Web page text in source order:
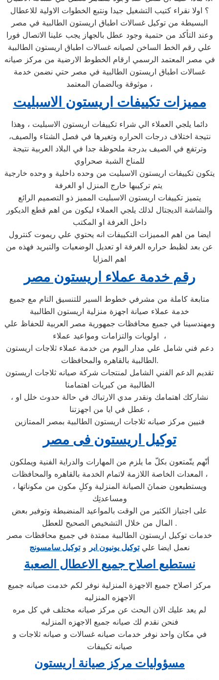
؟ اولا نقراء كتيب التشغيل جيدا ونتبع الخطوات الاولية للاعطال
البسيطة من توكيل غسالات اطباق اريستون الطالبية في مصر
وعند التأكد من حتمية وجود عطل بالجهاز يجب علينا الاتصال فورا
علي رقم الخط الساخن لصيانه غسالات اطباق اريستون الطالبية
في مصر المعتمد الرسمي ارقام الخطوط الارضية من مركز صيانه
غسالات اطباق اريستون الطالبية في مصر حتي نضمن خدمة
موثوقة وبالضمان المعتمد ،
مميزات تكييفات اريستون الاسبليت
دائما يلجي العملاء الي شراء تكييفات اريستون الاسبليت ، وهذا
نتيجة اختلاف درجات الحراره وتغيرها في فصل الشتاء والصيف،
وترتفع في الصيف بدرجة ملحوظة جدا في البلاد العربية نتيجة
للمناخ الشبة صحراوي
يتكون تكييفات اريستون الاسبليت من وحده داخلية و وحده خارجية
يتميز تكييفات اريستون الاسبليت المميز ذو التصميم الرائع
والشاشة الديجتال لذلك يلجي العملاء ليكون من اهم قطع الديكور
داخل الغرفة او المكتب
ايضا من اهم المميزات التكييفات انه يحتوي علي ريموت كنترول
عن بعد لظبط حراره الغرفة او تعديل الوضعيات والتبريد فهذه من
اهم المزايا
رقم خدمة عملاء اريستون مصر
متابعة كاملة من مشرفي خطوط السير للتنسيق التام مع جميع
خدمة عملاء صيانة اجهزة منزلية اريستون الطالبية
ومهندسينا في جميع محافظات جمهورية مصر العربية للحفاظ علي
اولويات والتزامات ومواعيد عملاء ،
دعم فني شامل علي مدار اليوم من خدمة عملاء ثلاجات اريستون
الطالبية بالقاهره والمحافظات.
تقديم الدعم الفني الشامل لمنتجات شركة صيانه ثلاجات اريستون
الطالبية من كبريات اهتمامنا
، نشاركك اهتمامك ونقدر مدي الارتباك في حالة حدوث خلل او
عطل في ايا من اجهزتنا ،
فنيين مركز صيانه ثلاجات اريستون الطالبية بمصر الممتازين
توكيل اريستون فى مصر
أنّهم يتّمتعون بكلّ ما يلزم من المهارات والدراية الفنية ويملكون
المعدات الخاصة اللازمة لاتمام الخدمة بالقاهره والمحافظات ،
ويستطيعون ضمانَ الصيانة المنزلية وكلِ مكون من مكوناتها ،
ومساعدتِك
على اجتياز الكثير من الوقت بالمواعيد المنضبطة وتوفير بعض
المال من خلال التشخيص الصحيح للعطل .
خدمات توكيل اريستون الطالبية ممتدة في جميع محافظات مصر
نعمل ايضا عليتوكيل يونيون اير وتوكيل سامسونج
نستطيع اصلاح جميع الاعطال الصعبة
مركز اصلاح جميع الاجهزة المنزلية نوفر لكم خدمت صيانه جميع
الاجهزه المنزليه
لم يعد عليك الان البحث عن مركز صيانه مختلف في كل مره
فنحن نقدم لك صيانه جميع الاجهزه المنزليه
في مكان واحد نوفر خدمات صيانه غسالات و صيانه ثلاجات و
صيانه تكييفات
مسؤوليات مركز صيانة اريستون